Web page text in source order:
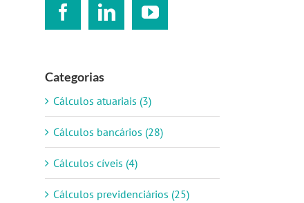
Categorias
Cálculos atuariais (3)
Cálculos bancários (28)
Cálculos cíveis (4)
Cálculos previdenciários (25)